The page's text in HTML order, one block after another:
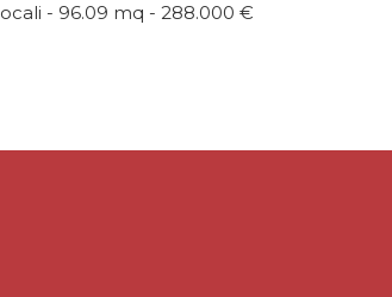
6 locali - 421 mq - 3.800 €